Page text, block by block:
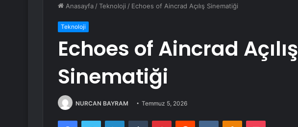
Anasayfa /Teknoloji / Echoes of Aincrad Açılış Sinematiği
Teknoloji
Echoes of Aincrad Açılış
Sinematiği
NURCAN BAYRAM Temmuz 5, 2026
FacebookTwitter LinkedInTumblr PinterestReddit VKontakteOdnoklassniki
Pocket